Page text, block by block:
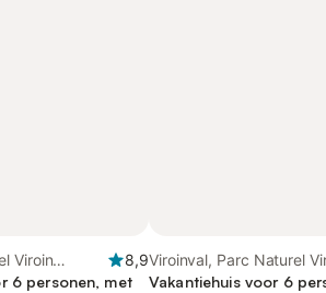
Viroin
8,9
6 personen, met
Viroinval, Parc Naturel
Hermeton
Vakantiehuis voor 6